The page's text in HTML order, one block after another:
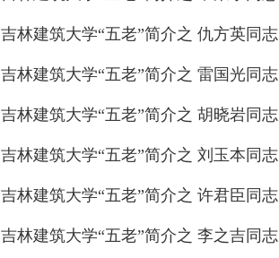
吉林建筑大学“五老”简介之 仇方英同志
吉林建筑大学“五老”简介之 雷国光同志
吉林建筑大学“五老”简介之 胡晓岩同志
吉林建筑大学“五老”简介之 刘玉本同志
吉林建筑大学“五老”简介之 许君臣同志
吉林建筑大学“五老”简介之 李之吉同志